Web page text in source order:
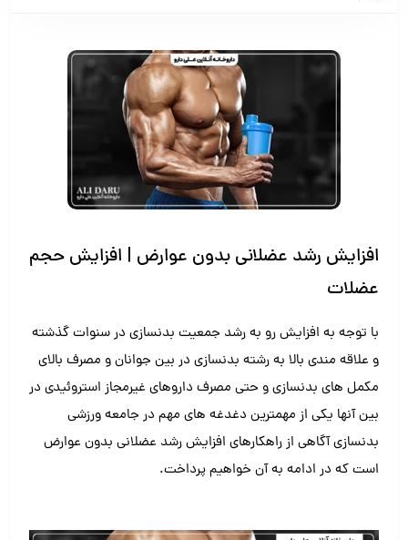
افزایش رشد عضلانی بدون عوارض | افزایش حجم
عضلات
با توجه به افزایش رو به رشد جمعیت بدنسازی در سنوات گذشته
و علاقه مندی بالا به رشته بدنسازی در بین جوانان و مصرف بالای
مکمل های بدنسازی و حتی مصرف داروهای غیرمجاز استروئیدی در
بین آنها یکی از مهمترین دغدغه های مهم در جامعه ورزشی
بدنسازی آگاهی از راهکارهای افزایش رشد عضلانی بدون عوارض
است که در ادامه به آن خواهیم پرداخت.